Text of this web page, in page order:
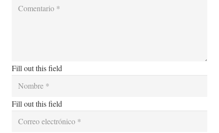
Fill out this field
Fill out this field